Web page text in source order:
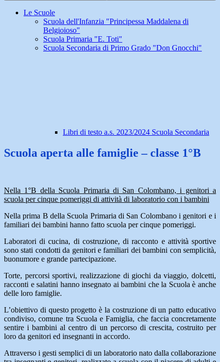
Le Scuole
Scuola dell'Infanzia "Principessa Maddalena di
Belgioioso"
Scuola Primaria "E. Toti"
Scuola Secondaria di Primo Grado "Don Gnocchi"
Libri di testo a.s. 2023/2024 Scuola Secondaria
Scuola aperta alle famiglie – classe 1°B
Nella 1°B della Scuola Primaria di San Colombano, i genitori a
scuola per cinque pomeriggi di attività di laboratorio con i bambini
Nella prima B della Scuola Primaria di San Colombano i genitori e i
familiari dei bambini hanno fatto scuola per cinque pomeriggi.
Laboratori di cucina, di costruzione, di racconto e attività sportive
sono stati condotti da genitori e familiari dei bambini con semplicità,
buonumore e grande partecipazione.
Torte, percorsi sportivi, realizzazione di giochi da viaggio, dolcetti,
racconti e salatini hanno insegnato ai bambini che la Scuola è anche
delle loro famiglie.
L’obiettivo di questo progetto è la costruzione di un patto educativo
condiviso, comune tra Scuola e Famiglia, che faccia concretamente
sentire i bambini al centro di un percorso di crescita, costruito per
loro da genitori ed insegnanti in accordo.
Attraverso i gesti semplici di un laboratorio nato dalla collaborazione